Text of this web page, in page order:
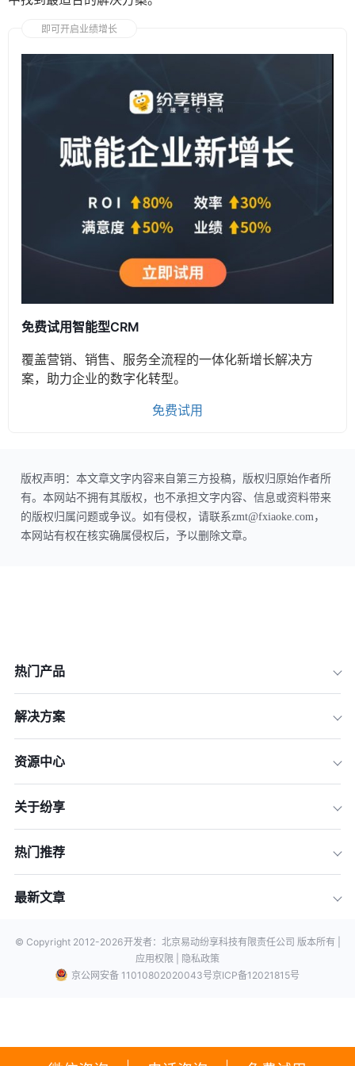
即可开启业绩增长
免费试用智能型CRM
覆盖营销、销售、服务全流程的一体化新增长解决方
案，助力企业的数字化转型。
免费试用
版权声明：本文章文字内容来自第三方投稿，版权归原始作者所
有。本网站不拥有其版权，也不承担文字内容、信息或资料带来
的版权归属问题或争议。如有侵权，请联系zmt@fxiaoke.com，
本网站有权在核实确属侵权后，予以删除文章。
热门产品
解决方案
资源中心
关于纷享
热门推荐
最新文章
© Copyright 2012-2026开发者：北京易动纷享科技有限责任公司 版本所有 |
应用权限 |
隐私政策
京公网安备 11010802020043号京ICP备12021815号